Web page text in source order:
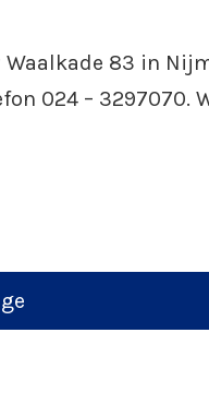
83 in
024 – 3297070.